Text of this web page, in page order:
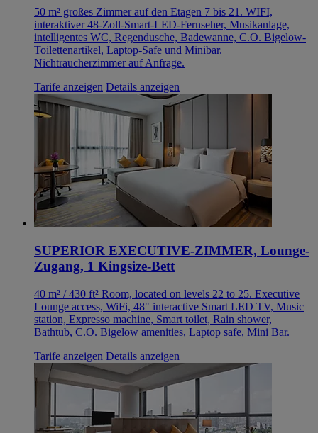
50 m² großes Zimmer auf den Etagen 7 bis 21. WIFI,
interaktiver 48-Zoll-Smart-LED-Fernseher, Musikanlage,
intelligentes WC, Regendusche, Badewanne, C.O. Bigelow-
Toilettenartikel, Laptop-Safe und Minibar.
Nichtraucherzimmer auf Anfrage.
Tarife anzeigen Details anzeigen
SUPERIOR EXECUTIVE-ZIMMER, Lounge-
Zugang, 1 Kingsize-Bett
40 m² / 430 ft² Room, located on levels 22 to 25. Executive
Lounge access, WiFi, 48" interactive Smart LED TV, Music
station, Expresso machine, Smart toilet, Rain shower,
Bathtub, C.O. Bigelow amenities, Laptop safe, Mini Bar.
Tarife anzeigen Details anzeigen